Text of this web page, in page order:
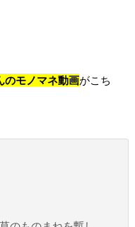
のモノマネ動画がこち